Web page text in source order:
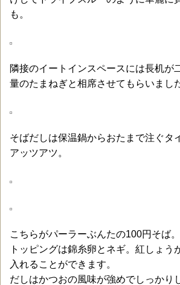
も。
隣接のイートインスペースには長机が
量のたまねぎと相席させてもらいまし
そばだしは保温鍋からおたまで注ぐタ
アッツアツ。
こちらがパーラーぶんたの100円そば。
トッピングは錦糸卵とネギ。紅しょう
入れることができます。
だしはかつおの風味が強めでしっかり